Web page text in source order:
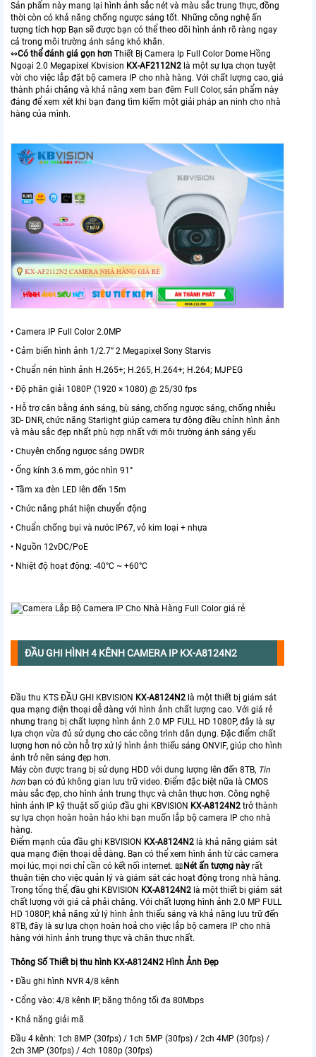
Sản phẩm này mang lại hình ảnh sắc nét và màu sắc trung thực, đồng
thời còn có khả năng chống ngược sáng tốt. Những công nghệ ấn
tượng tích hợp Bạn sẽ được bạn có thể theo dõi hình ảnh rõ ràng ngay
cả trong môi trường ánh sáng khó khăn.
↭Có thể đánh giá gọn hơn Thiết Bị Camera Ip Full Color Dome Hồng
Ngoại 2.0 Megapixel Kbvision KX-AF2112N2 là một sự lựa chọn tuyệt
vời cho việc lắp đặt bộ camera IP cho nhà hàng. Với chất lượng cao, giá
thành phải chăng và khả năng xem ban đêm Full Color, sản phẩm này
đáng để xem xét khi bạn đang tìm kiếm một giải pháp an ninh cho nhà
hàng của mình.
• Camera IP Full Color 2.0MP
• Cảm biến hình ảnh 1/2.7” 2 Megapixel Sony Starvis
• Chuẩn nén hình ảnh H.265+; H.265, H.264+; H.264; MJPEG
• Độ phân giải 1080P (1920 × 1080) @ 25/30 fps
• Hỗ trợ cân bằng ánh sáng, bù sáng, chống ngược sáng, chống nhiễu
3D- DNR, chức năng Starlight giúp camera tự động điều chỉnh hình ảnh
và màu sắc đẹp nhất phù hợp nhất với môi trường ánh sáng yếu
• Chuyên chống ngược sáng DWDR
• Ống kính 3.6 mm, góc nhìn 91°
• Tầm xa đèn LED lên đến 15m
• Chức năng phát hiện chuyển động
• Chuẩn chống bụi và nước IP67, vỏ kim loại + nhựa
• Nguồn 12vDC/PoE
• Nhiệt độ hoạt động: -40°C ~ +60°C
ĐẦU GHI HÌNH 4 KÊNH CAMERA IP KX-A8124N2
Đầu thu KTS ĐẦU GHI KBVISION KX-A8124N2 là một thiết bị giám sát
qua mạng điện thoại dễ dàng với hình ảnh chất lượng cao. Với giá rẻ
nhưng trang bị chất lượng hình ảnh 2.0 MP FULL HD 1080P, đây là sự
lựa chọn vừa đủ sử dụng cho các công trình dân dụng. Đặc điểm chất
lượng hơn nó còn hỗ trợ xử lý hình ảnh thiếu sáng ONVIF, giúp cho hình
ảnh trở nên sáng đẹp hơn.
Máy còn được trang bị sử dụng HDD với dung lượng lên đến 8TB, Tin
hơn bạn có đủ không gian lưu trữ video. Điểm đặc biệt nữa là CMOS
màu sắc đẹp, cho hình ảnh trung thực và chân thực hơn. Công nghệ
hình ảnh IP kỹ thuật số giúp đầu ghi KBVISION KX-A8124N2 trở thành
sự lựa chọn hoàn hoàn hảo khi bạn muốn lắp bộ camera IP cho nhà
hàng.
Điểm mạnh của đầu ghi KBVISION KX-A8124N2 là khả năng giám sát
qua mạng điện thoại dễ dàng. Bạn có thể xem hình ảnh từ các camera
mọi lúc, mọi nơi chỉ cần có kết nối internet. 📖 Nét ấn tượng này rất
thuận tiện cho việc quản lý và giám sát các hoạt động trong nhà hàng.
Trong tổng thể, đầu ghi KBVISION KX-A8124N2 là một thiết bị giám sát
chất lượng với giá cả phải chăng. Với chất lượng hình ảnh 2.0 MP FULL
HD 1080P, khả năng xử lý hình ảnh thiếu sáng và khả năng lưu trữ đến
8TB, đây là sự lựa chọn hoàn hoả cho việc lắp bộ camera IP cho nhà
hàng với hình ảnh trung thực và chân thực nhất.
Thông Số Thiết bị thu hình KX-A8124N2 Hình Ảnh Đẹp
• Đầu ghi hình NVR 4/8 kênh
• Cổng vào: 4/8 kênh IP, băng thông tối đa 80Mbps
• Khả năng giải mã
Đầu 4 kênh: 1ch 8MP (30fps) / 1ch 5MP (30fps) / 2ch 4MP (30fps) /
2ch 3MP (30fps) / 4ch 1080p (30fps)